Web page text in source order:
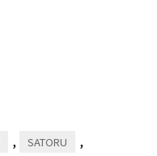
, SATORU ,